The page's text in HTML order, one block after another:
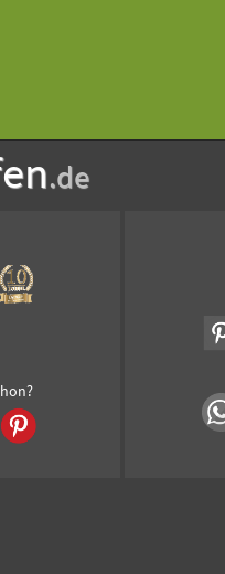
.de